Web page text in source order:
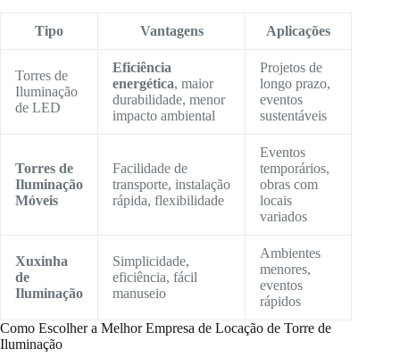
Tipo Vantagens Aplicações
Torres de
Iluminação
de LED
Eficiência
energética, maior
durabilidade, menor
impacto ambiental
Projetos de
longo prazo,
eventos
sustentáveis
Torres de
Iluminação
Móveis
Facilidade de
transporte, instalação
rápida, flexibilidade
Eventos
temporários,
obras com
locais
variados
Xuxinha
de
Iluminação
Simplicidade,
eficiência, fácil
manuseio
Ambientes
menores,
eventos
rápidos
Como Escolher a Melhor Empresa de Locação de Torre de
Iluminação